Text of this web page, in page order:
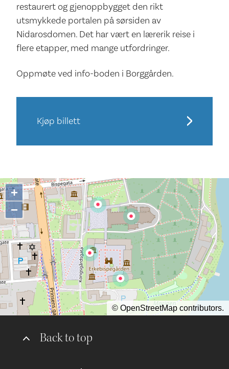
restaurert og gjenoppbygget den rikt
utsmykkede portalen på sørsiden av
Nidarosdomen. Det har vært en lærerik reise i
flere etapper, med mange utfordringer.
Oppmøte ved info-boden i Borggården.
Kjøp billett
Back to top
+
−
© OpenStreetMap contributors.